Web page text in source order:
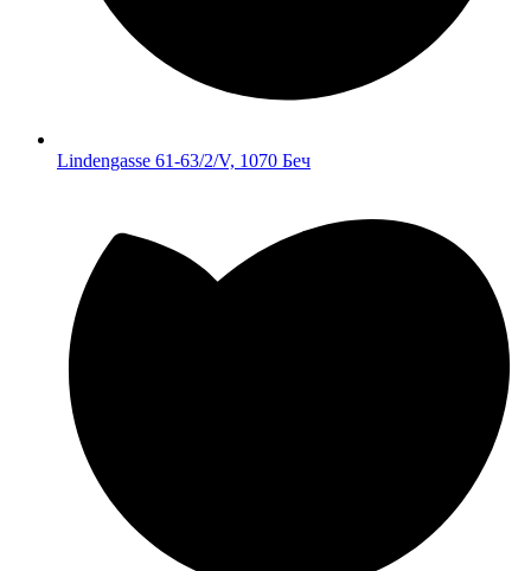
Lindengasse 61-63/2/V, 1070 Беч